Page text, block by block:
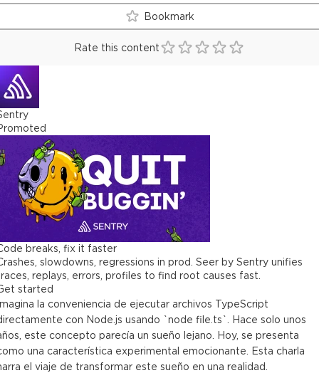
Bookmark
Rate this content
breaks, fix it faster
slowdowns, regressions in prod. Seer by Sentry unifies
replays, errors, profiles to find root causes fast.
started
la conveniencia de ejecutar archivos TypeScript
con Node.js usando `node file.ts`. Hace solo unos
este concepto parecía un sueño lejano. Hoy, se presenta
una característica experimental emocionante. Esta charla
el viaje de transformar este sueño en una realidad.